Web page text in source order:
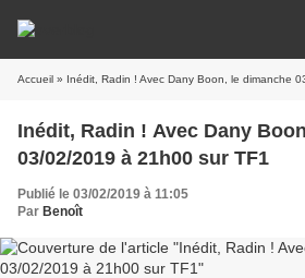
Accueil » Inédit, Radin ! Avec Dany Boon, le dimanche
Inédit, Radin ! Avec Dany
03/02/2019 à 21h00 sur TF1
Publié le 03/02/2019 à 11:05
Par Benoît